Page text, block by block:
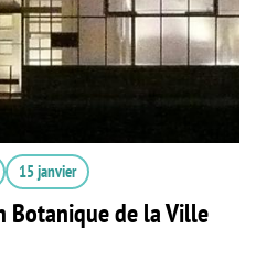
15 janvier
Botanique de la Ville